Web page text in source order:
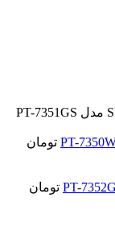
تومان
تومان